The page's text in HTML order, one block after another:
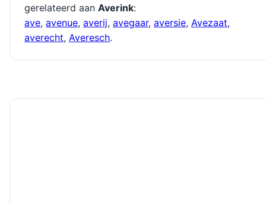
gerelateerd aan Averink:
ave, avenue, averĳ, avegaar, aversie, Avezaat,
averecht, Averesch.